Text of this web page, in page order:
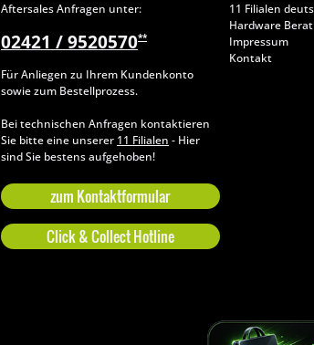
Aftersales Anfragen unter:
02421 / 9520570**
Für Anliegen zu Ihrem Kundenkonto
sowie zum Bestellprozess.
Bei technischen Anfragen kontaktieren
Sie bitte eine unserer 11 Filialen - Hier
sind Sie bestens aufgehoben!
zum Kontaktformular
Click & Collect Hotline
11 Filialen
Hardware
Impressum
Kontakt